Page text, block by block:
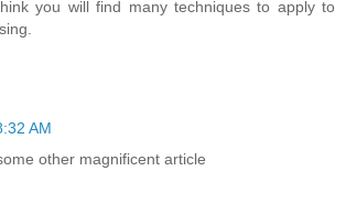
you will find many techniques to apply to
AM
other magnificent article